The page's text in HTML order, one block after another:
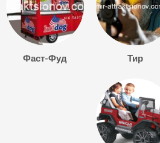
Фаст-Фуд Тир